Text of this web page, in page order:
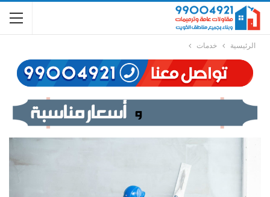
الرئيسية خدمات